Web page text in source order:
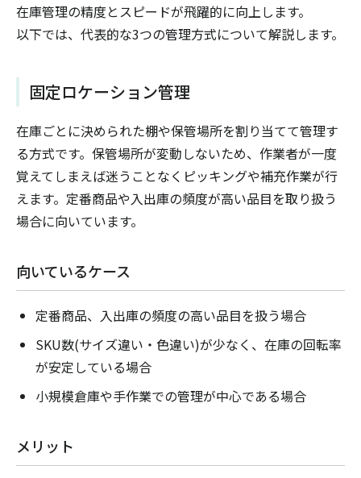
在庫管理の精度とスピードが飛躍的に向上します。
以下では、代表的な3つの管理方式について解説します。
固定ロケーション管理
在庫ごとに決められた棚や保管場所を割り当てて管理す
る方式です。保管場所が変動しないため、作業者が一度
覚えてしまえば迷うことなくピッキングや補充作業が行
えます。定番商品や入出庫の頻度が高い品目を取り扱う
場合に向いています。
向いているケース
定番商品、入出庫の頻度の高い品目を扱う場合
SKU数(サイズ違い・色違い)が少なく、在庫の回転率
が安定している場合
小規模倉庫や手作業での管理が中心である場合
メリット